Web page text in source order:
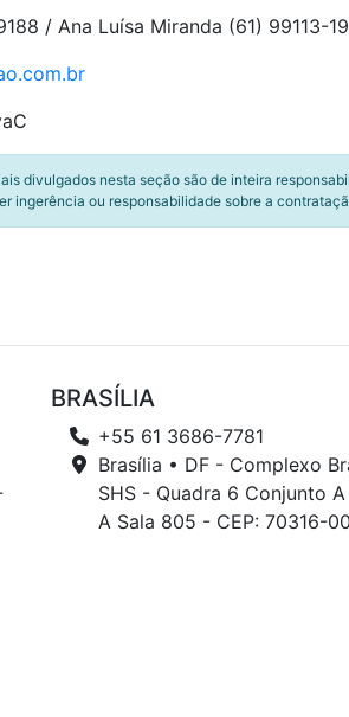
/ Ana Luísa Miranda (61) 99113-
com.br
divulgados nesta seção são de inteira
ingerência ou responsabilidade sobre a
BRASÍLIA
+55 61 3686-7781
Brasília • DF - Complexo
SHS - Quadra 6 Conjunto
A Sala 805 - CEP: 70316-